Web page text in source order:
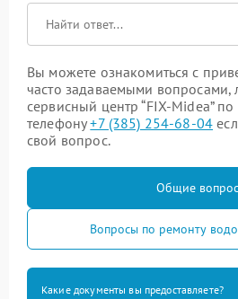
Вы можете ознакомиться с
часто задаваемыми вопросами,
сервисный центр “FIX-Midea”
телефону+7 (385) 254-68-04
свой вопрос.
Общие
Вопросы по ремонту
Какие документы вы предоставляете?